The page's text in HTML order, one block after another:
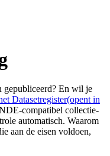
gepubliceerd? En wil je
Datasetregister(opent in
compatibel collectie-
automatisch. Waarom
aan de eisen voldoen,